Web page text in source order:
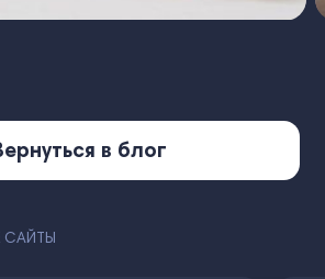
в блог
САЙТЫ